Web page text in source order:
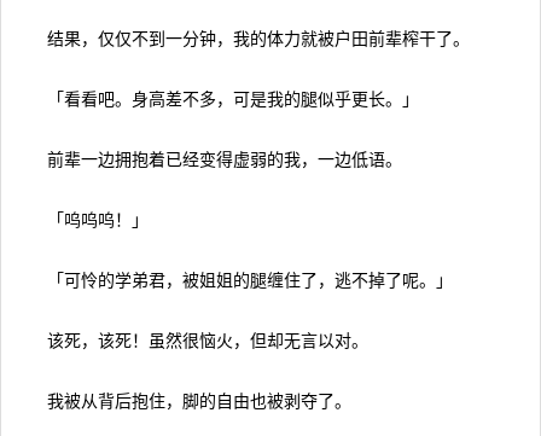
结果，仅仅不到一分钟，我的体力就被户田前辈榨干了。
「看看吧。身高差不多，可是我的腿似乎更长。」
前辈一边拥抱着已经变得虚弱的我，一边低语。
「呜呜呜！」
「可怜的学弟君，被姐姐的腿缠住了，逃不掉了呢。」
该死，该死！虽然很恼火，但却无言以对。
我被从背后抱住，脚的自由也被剥夺了。